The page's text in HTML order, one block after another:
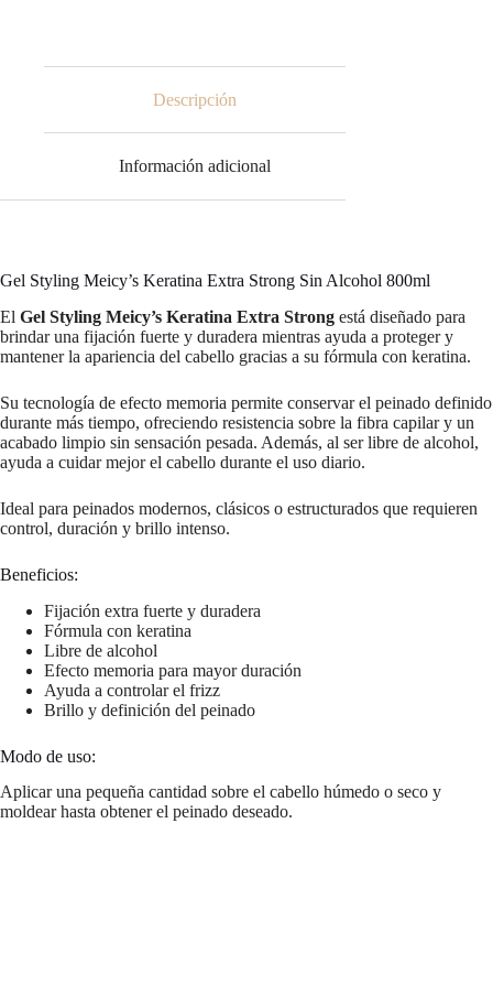
Descripción
Información adicional
Gel Styling Meicy’s Keratina Extra Strong Sin Alcohol 800ml
El Gel Styling Meicy’s Keratina Extra Strong está diseñado para
brindar una fijación fuerte y duradera mientras ayuda a proteger y
mantener la apariencia del cabello gracias a su fórmula con keratina.
Su tecnología de efecto memoria permite conservar el peinado definido
durante más tiempo, ofreciendo resistencia sobre la fibra capilar y un
acabado limpio sin sensación pesada. Además, al ser libre de alcohol,
ayuda a cuidar mejor el cabello durante el uso diario.
Ideal para peinados modernos, clásicos o estructurados que requieren
control, duración y brillo intenso.
Beneficios:
Fijación extra fuerte y duradera
Fórmula con keratina
Libre de alcohol
Efecto memoria para mayor duración
Ayuda a controlar el frizz
Brillo y definición del peinado
Modo de uso:
Aplicar una pequeña cantidad sobre el cabello húmedo o seco y
moldear hasta obtener el peinado deseado.